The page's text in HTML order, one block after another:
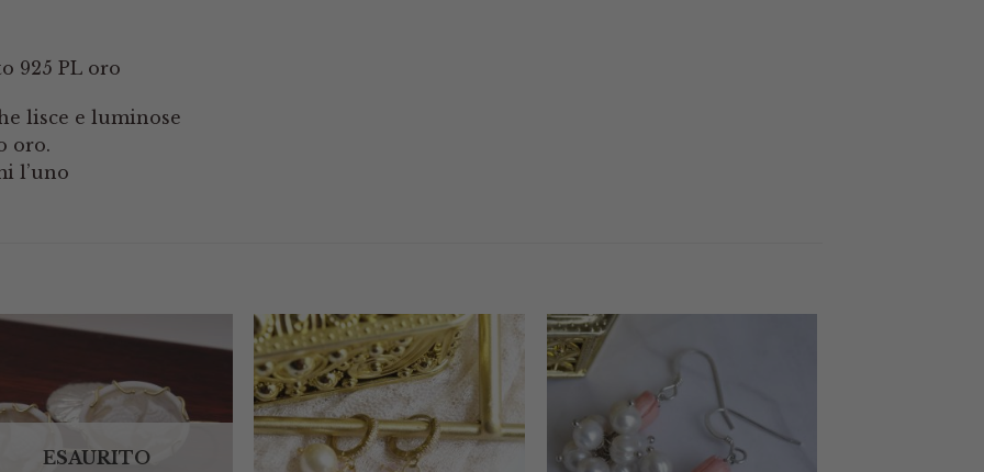
925 PL oro
lisce e luminose
oro.
l’uno
ESAURITO